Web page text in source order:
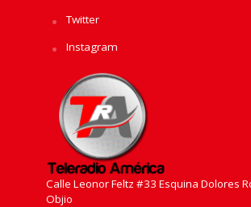
Twitter
Instagram
Calle Leonor Feltz #33 Esquina Dolores
Objio